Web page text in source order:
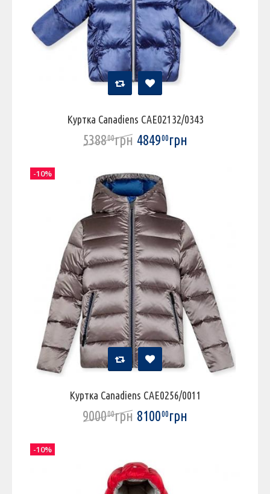
Куртка Canadiens CAE02132/0343
538800грн 484900грн
Куртка Canadiens CAE0256/0011
900000грн 810000грн
-10%
-10%